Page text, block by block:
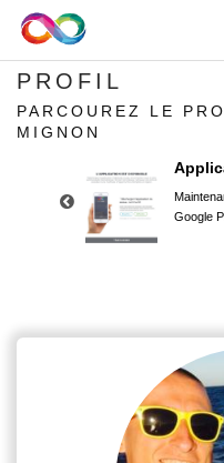
PROFIL
PARCOUREZ LE
MIGNON
Google
Google